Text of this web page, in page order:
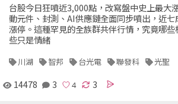
台股今日狂噴近3,000點，改寫盤中史上最大
動元件、封測、AI供應鏈全面同步噴出，近
漲停。這種罕見的全族群共伴行情，究竟哪
些只是情緒
川湖 智邦 台光電 聯發科 光聖
14478 3 3